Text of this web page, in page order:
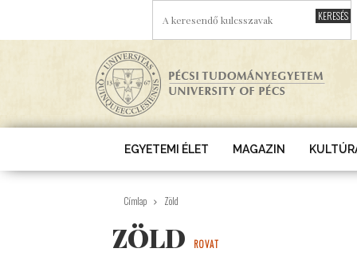
EGYETEMI ÉLET MAGAZIN
Címlap Zöld
ZÖLD ROVAT